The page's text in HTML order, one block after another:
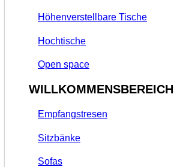
Höhenverstellbare Tische
Hochtische
Open space
WILLKOMMENSBEREICH
Empfangstresen
Sitzbänke
Sofas